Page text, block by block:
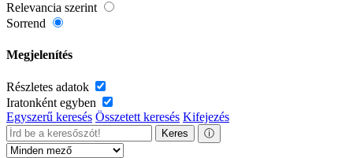
Relevancia szerint
Sorrend
Megjelenítés
Részletes adatok
Iratonként egyben
Egyszerű keresés Összetett keresés Kifejezés
Keres ⓘ